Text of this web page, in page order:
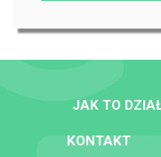
JAK TO
KONTAKT